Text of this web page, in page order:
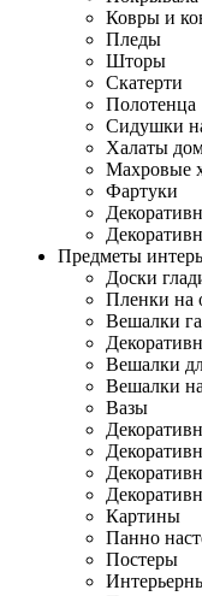
Ковры и
Пледы
Шторы
Скатерти
Полотенца
Сидушки
Халаты
Махровые
Фартуки
Предметы
Доски
Пленки на
Вешалки
Вешалки
Вешалки
Вазы
Картины
Панно
Постеры